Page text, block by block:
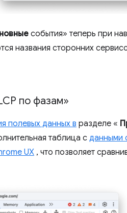
события» теперь при
названия сторонних
по фазам»
полевых данных в разделе «
таблица с данными
UX , что позволяет